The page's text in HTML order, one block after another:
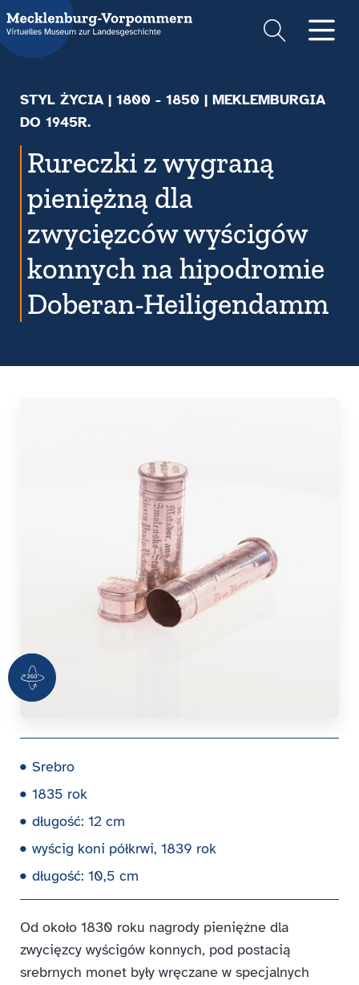
Suche
STYL ŻYCIA| 1800 - 1850 | MEKLEMBURGIA
DO 1945R.
Rureczki z wygraną
pieniężną dla
zwycięzców wyścigów
konnych na hipodromie
Doberan-Heiligendamm
360 Grad Ansicht
Srebro
1835 rok
długość: 12 cm
wyścig koni półkrwi, 1839 rok
długość: 10,5 cm
Od około 1830 roku nagrody pieniężne dla
zwycięzcy wyścigów konnych, pod postacią
srebrnych monet były wręczane w specjalnych